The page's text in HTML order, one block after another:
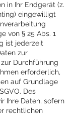
in Ihr Endgerät (z.
eingewilligt
von § 25 Abs. 1
ist jederzeit
zur
Durchführung
erforderlich,
auf Grundlage
Des
Ihre Daten, sofern
rechtlichen